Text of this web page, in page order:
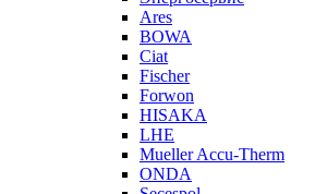
Ares
BOWA
Ciat
Fischer
Forwon
HISAKA
LHE
Mueller Accu-Therm
ONDA